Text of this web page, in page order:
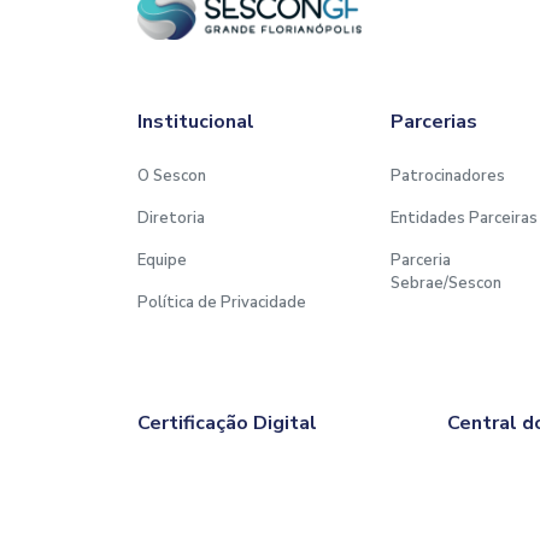
Institucional
O Sescon
Diretoria
Equipe
Política de Privacidade
Parcerias
Patrocinadores
Entidades Parceiras
Parceria
Sebrae/Sescon
Certificação Digital Central